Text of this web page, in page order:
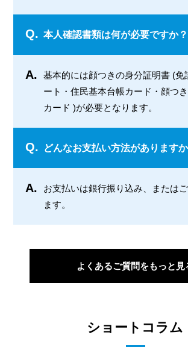
Q. 本人確認書類は何が必要ですか？
A.
基本的には顔つきの身分証明書 (免
ート・住民基本台帳カード・顔つ
カード )が必要となります。
Q. どんなお支払い方法があります
A.
お支払いは銀行振り込み、または
ます。
よくあるご質問をもっと見
ショートコラム